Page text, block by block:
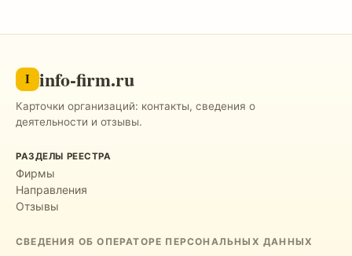
I info-firm.ru
Карточки организаций: контакты, сведения о
деятельности и отзывы.
РАЗДЕЛЫ РЕЕСТРА
Фирмы
Направления
Отзывы
СВЕДЕНИЯ ОБ ОПЕРАТОРЕ ПЕРСОНАЛЬНЫХ ДАННЫХ